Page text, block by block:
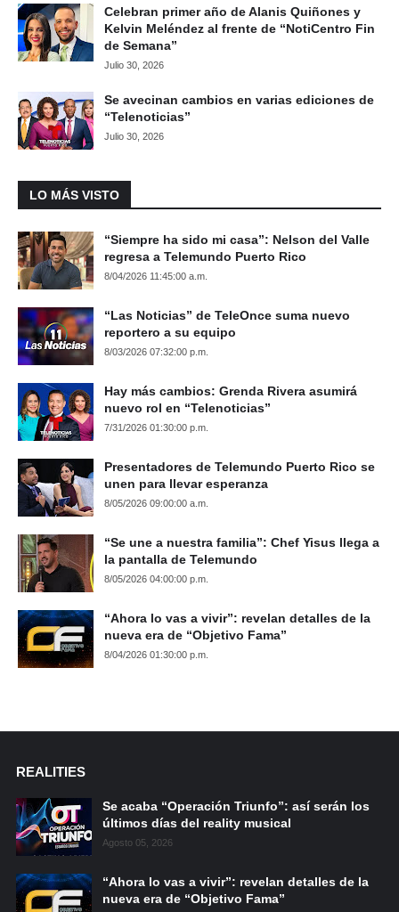
Celebran primer año de Alanis Quiñones y
Kelvin Meléndez al frente de “NotiCentro Fin
de Semana”
Julio 30, 2026
Se avecinan cambios en varias ediciones de
“Telenoticias”
Julio 30, 2026
LO MÁS VISTO
“Siempre ha sido mi casa”: Nelson del Valle
regresa a Telemundo Puerto Rico
8/04/2026 11:45:00 a.m.
“Las Noticias” de TeleOnce suma nuevo
reportero a su equipo
8/03/2026 07:32:00 p.m.
Hay más cambios: Grenda Rivera asumirá
nuevo rol en “Telenoticias”
7/31/2026 01:30:00 p.m.
Presentadores de Telemundo Puerto Rico se
unen para llevar esperanza
8/05/2026 09:00:00 a.m.
“Se une a nuestra familia”: Chef Yisus llega a
la pantalla de Telemundo
8/05/2026 04:00:00 p.m.
“Ahora lo vas a vivir”: revelan detalles de la
nueva era de “Objetivo Fama”
8/04/2026 01:30:00 p.m.
REALITIES
Se acaba “Operación Triunfo”: así serán los
últimos días del reality musical
Agosto 05, 2026
“Ahora lo vas a vivir”: revelan detalles de la
nueva era de “Objetivo Fama”